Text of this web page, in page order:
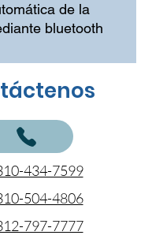
de la
bluetooth
434-7599
504-4806
797-7777